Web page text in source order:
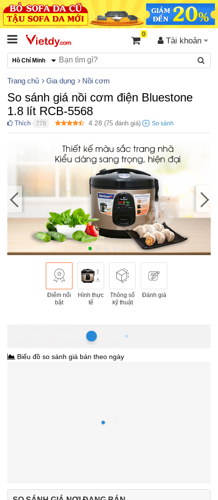
Tài khoản
0
Hồ Chí Minh
Trang chủ Gia dụng Nồi cơm
So sánh giá nồi cơm điện Bluestone
1.8 lít RCB-5568
Thích 778 4.28 (75 đánh giá)
Điểm nổi
bật
Hình thực
tế
Thông số
kỹ thuật
Đánh giá
1.200.000₫
Biểu đồ so sánh giá bán theo ngày